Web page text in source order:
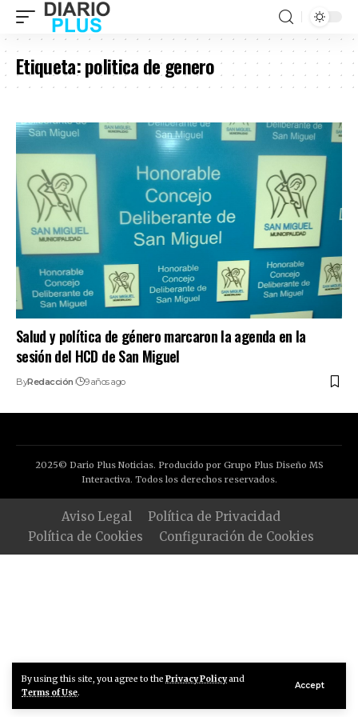
By using this site, you agree to the Privacy Policyand
Terms of Use.
Accept
Etiqueta:politica de genero
Salud y política de género marcaron la agenda en la
sesión del HCD de San Miguel
ByRedacción 9 años ago
2025© Dario Plus Noticias. Producido por Grupo Plus Diseño MS
Interactiva. Todos los derechos reservados.
Aviso Legal
Política de Privacidad
Política de Cookies
Configuración de Cookies